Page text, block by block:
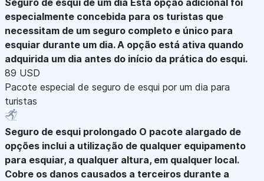
especialmente concebida para os turistas que
necessitam de um seguro completo e único para
esquiar durante um dia. A opção está ativa quando
adquirida um dia antes do início da prática do esqui.
89 USD
Pacote especial de seguro de esqui por um dia para
turistas
Seguro de esqui prolongado O pacote alargado de
opções inclui a utilização de qualquer equipamento
para esquiar, a qualquer altura, em qualquer local.
Cobre os danos causados a terceiros durante a